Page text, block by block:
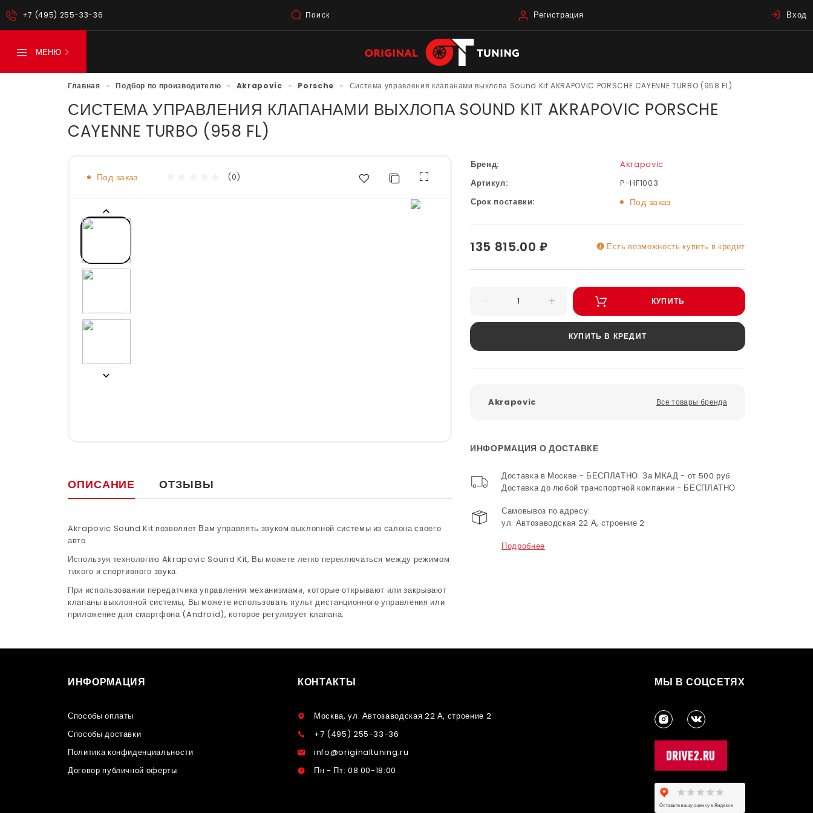
+7 (495) 255-33-36 Поиск Регистрация Вход
МЕНЮ
Главная - Подбор по производителю - Akrapovic - Porsche - Система управления клапанами выхлопа Sound Kit AKRAPOVIC PORSCHE CAYENNE TURBO (958 FL)
СИСТЕМА УПРАВЛЕНИЯ КЛАПАНАМИ ВЫХЛОПА SOUND KIT AKRAPOVIC PORSCHE
CAYENNE TURBO (958 FL)
Под заказ (0)
ОПИСАНИЕ ОТЗЫВЫ
Akrapovic Sound Kit позволяет Вам управлять звуком выхлопной системы из салона своего
авто.
Используя технологию Akrapovic Sound Kit, Вы можете легко переключаться между режимом
тихого и спортивного звука.
При использовании передатчика управления механизмами, которые открывают или закрывают
клапаны выхлопной системы, Вы можете использовать пульт дистанционного управления или
приложение для смартфона (Android), которое регулирует клапана.
Бренд:
Akrapovic
Артикул:
P-HF1003
Срок поставки:
Под заказ
135 815.00 ₽ Есть возможность купить в кредит
КУПИТЬ
КУПИТЬ В КРЕДИТ
Akrapovic Все товары бренда
ИНФОРМАЦИЯ О ДОСТАВКЕ
Доставка в Москве - БЕСПЛАТНО. За МКАД - от 500 руб
Доставка до любой транспортной компании - БЕСПЛАТНО
Самовывоз по адресу:
ул. Автозаводская 22 А, строение 2
Подробнее
ИНФОРМАЦИЯ
Способы оплаты
Способы доставки
Политика конфиденциальности
Договор публичной оферты
КОНТАКТЫ
Москва, ул. Автозаводская 22 А, строение 2
+7 (495) 255-33-36
info@originaltuning.ru
Пн - Пт: 08:00-18:00
МЫ В СОЦСЕТЯХ